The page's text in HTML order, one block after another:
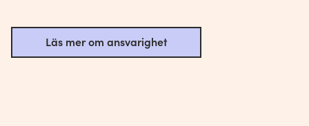
Läs mer om ansvarighet